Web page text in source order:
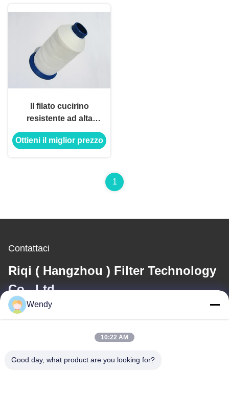
Il filato cucirino
resistente ad alta
temperatura di PTFE
per gli impianti del ferro
Ottieni il miglior prezzo
1
Contattaci
Riqi ( Hangzhou ) Filter Technology
Co., Ltd.
E-mail
wendy@hzriqi.com
Wendy
10:22 AM
Good day, what product are you looking for?